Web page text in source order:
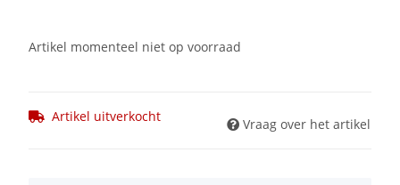
Artikel momenteel niet op voorraad
Artikel uitverkocht Vraag over het artikel